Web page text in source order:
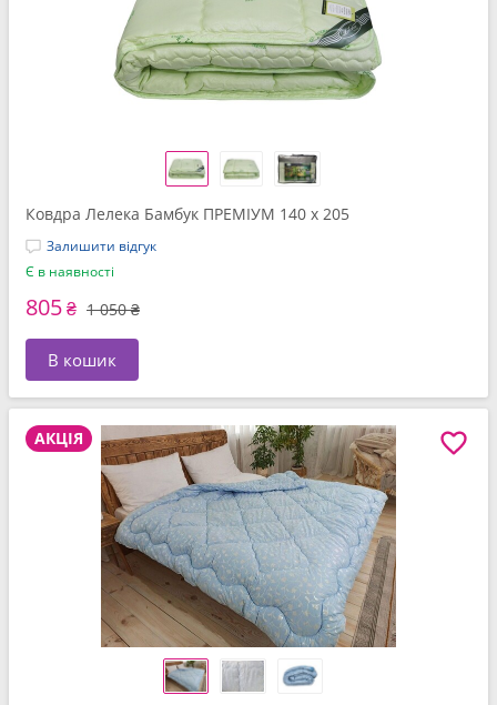
Ковдра Лелека Бамбук ПРЕМІУМ 140 x 205
Залишити відгук
Є в наявності
805₴ 1 050 ₴
В кошик
АКЦІЯ